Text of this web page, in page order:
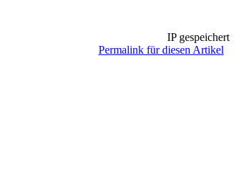
IP gespeichert
Permalink für diesen Artikel